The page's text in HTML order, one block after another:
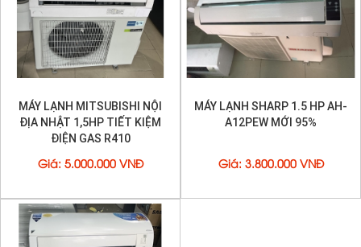
MÁY LẠNH MITSUBISHI NỘI
ĐỊA NHẬT 1,5HP TIẾT KIỆM
ĐIỆN GAS R410
Giá: 5.000.000 VNĐ
MÁY LẠNH SHARP 1.5 HP AH-
A12PEW MỚI 95%
Giá: 3.800.000 VNĐ